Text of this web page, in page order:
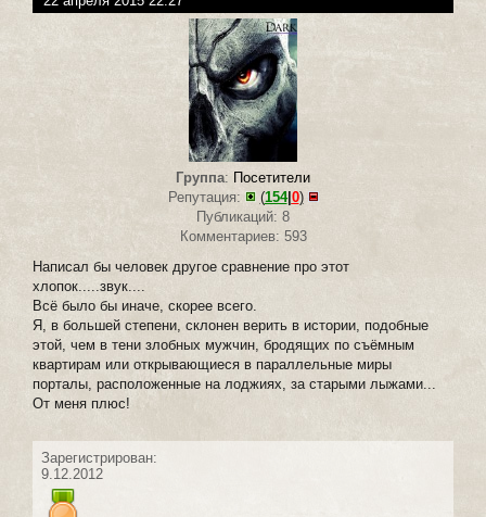
Группа: Посетители
Репутация:
(154| 0)
Публикаций: 8
Комментариев: 593
Написал бы человек другое сравнение про этот
хлопок.....звук....
Всё было бы иначе, скорее всего.
Я, в большей степени, склонен верить в истории, подобные
этой, чем в тени злобных мужчин, бродящих по съёмным
квартирам или открывающиеся в параллельные миры
порталы, расположенные на лоджиях, за старыми лыжами...
От меня плюс!
Зарегистрирован:
9.12.2012